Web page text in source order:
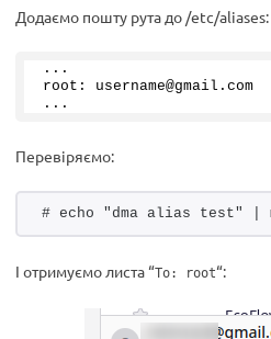
Додаємо пошту рута до /etc/aliases:
...
root: username@gmail. com
...
Перевіряємо:
# echo "dma alias test" |
І отримуємо листа “To: root“: